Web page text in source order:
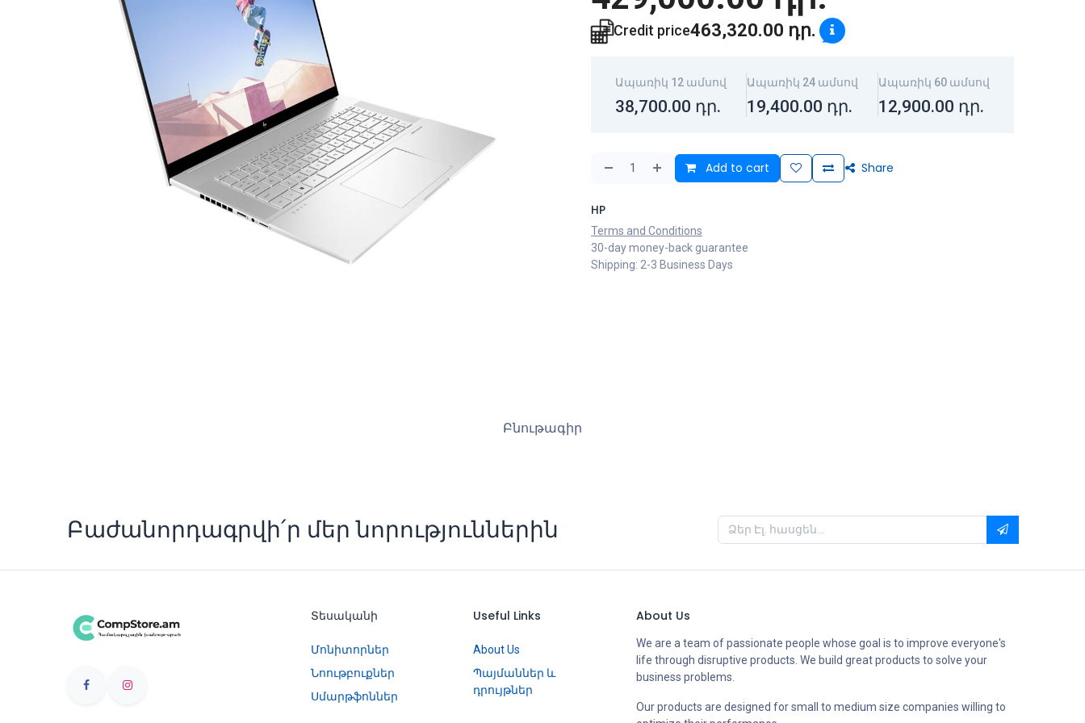
Credit price463,320.00 դր.
Ապառիկ 12 ամսով
38,700.00 դր.
Ապառիկ 24 ամսով
19,400.00 դր.
Ապառիկ 60 ամսով
12,900.00 դր.
Add to cart Share
HP
Terms and Conditions
30-day money-back guarantee
Shipping: 2-3 Business Days
Բնութագիր
Բաժանորդագրվի՛ր մեր նորություններին
Տեսականի
Մոնիտորներ
Նոութբուքներ
Սմարթֆոններ
Useful Links
About Us
Պայմաններ և
դրույթներ
About Us
We are a team of passionate people whose goal is to improve everyone's
life through disruptive products. We build great products to solve your
business problems.
Our products are designed for small to medium size companies willing to